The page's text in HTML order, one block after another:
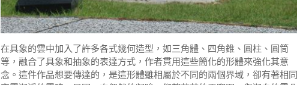
在具象的雲中加入了許多各式幾何造型，如三角體、四角錐、圓柱、圓筒
等，融合了具象和抽象的表達方式，作者貫用這些簡化的形體來強化其意
念。這件作品想要傳達的，是這形體雖相屬於不同的兩個界域，卻有著相同